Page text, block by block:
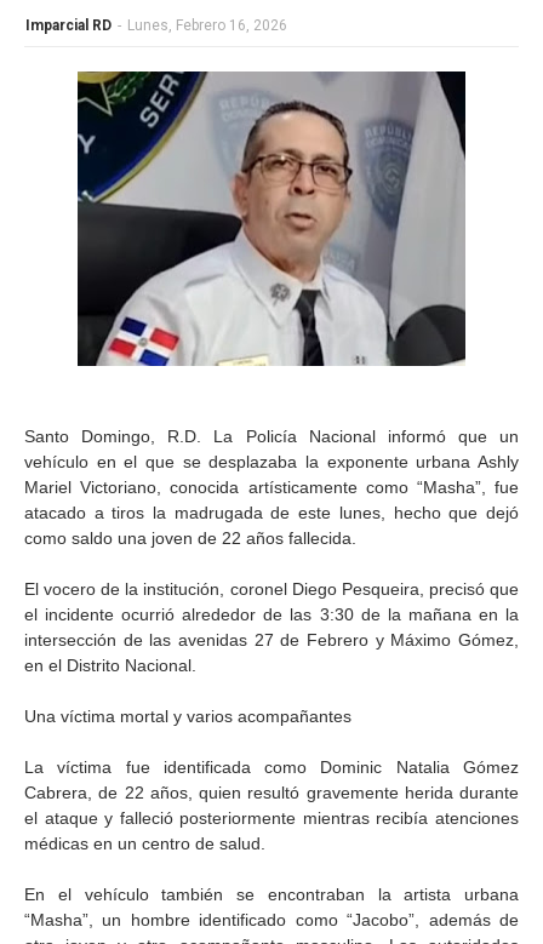
Imparcial RD - Lunes, Febrero 16, 2026
Santo Domingo, R.D. La Policía Nacional informó que un
vehículo en el que se desplazaba la exponente urbana Ashly
Mariel Victoriano, conocida artísticamente como “Masha”, fue
atacado a tiros la madrugada de este lunes, hecho que dejó
como saldo una joven de 22 años fallecida.
El vocero de la institución, coronel Diego Pesqueira, precisó que
el incidente ocurrió alrededor de las 3:30 de la mañana en la
intersección de las avenidas 27 de Febrero y Máximo Gómez,
en el Distrito Nacional.
Una víctima mortal y varios acompañantes
La víctima fue identificada como Dominic Natalia Gómez
Cabrera, de 22 años, quien resultó gravemente herida durante
el ataque y falleció posteriormente mientras recibía atenciones
médicas en un centro de salud.
En el vehículo también se encontraban la artista urbana
“Masha”, un hombre identificado como “Jacobo”, además de